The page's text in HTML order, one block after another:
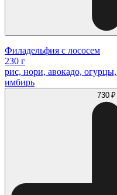
Филадельфия с лососем
230 г
рис, нори, авокадо,
имбирь
730 ₽